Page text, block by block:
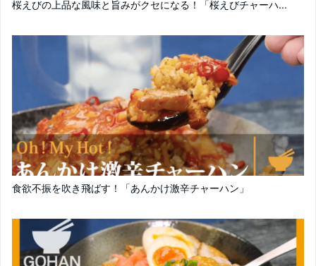
桜えびの上品な風味と旨みがクセになる！「桜えびチャーハ...
食欲不振を吹き飛ばす！「あんかけ激辛チャーハン」